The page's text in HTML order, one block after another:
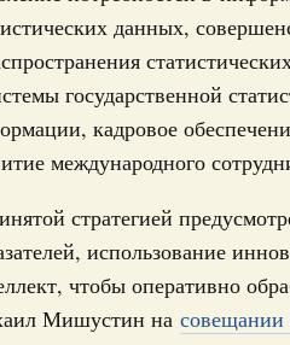
данных,
государственной
кадровое
международного
стратегией
использование
чтобы оперативно
Мишустин на совещании
в 35 регионах
и технологий
и гуманитарные
участие в
форума и